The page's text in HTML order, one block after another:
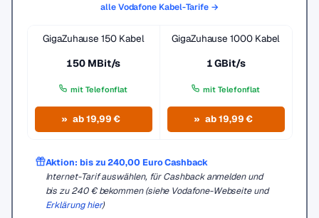
alle Vodafone Kabel-Tarife →
GigaZuhause 150 Kabel
150 MBit/s
mit Telefonflat
ab 19,99 €
GigaZuhause 1000 Kabel
1 GBit/s
mit Telefonflat
ab 19,99 €
Aktion: bis zu 240,00 Euro Cashback
Internet-Tarif auswählen, für Cashback anmelden und
bis zu 240 € bekommen (siehe Vodafone-Webseite und
Erklärung hier)